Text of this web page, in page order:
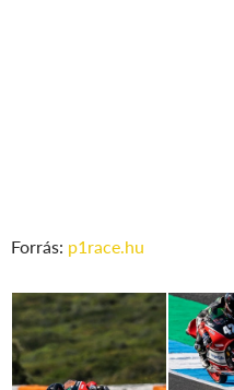
Forrás: p1race.hu